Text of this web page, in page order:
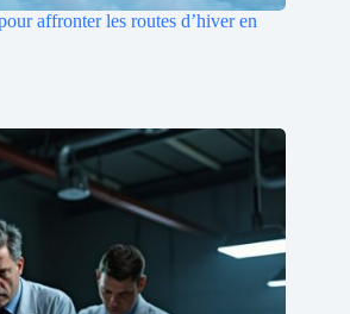
affronter les routes d’hiver en